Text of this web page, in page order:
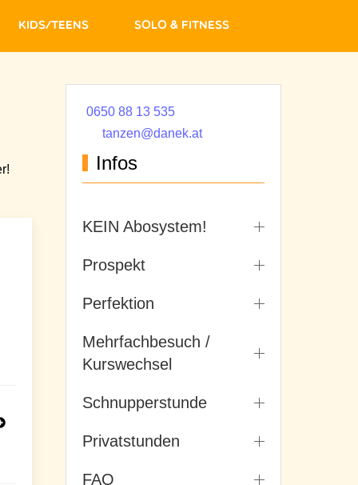
Kids/Teens Solo & Fitness
0650 88 13 535
tanzen@danek.at
Infos
KEIN Abosystem!
Prospekt
Perfektion
Mehrfachbesuch /
Kurswechsel
Schnupperstunde
Privatstunden
FAQ